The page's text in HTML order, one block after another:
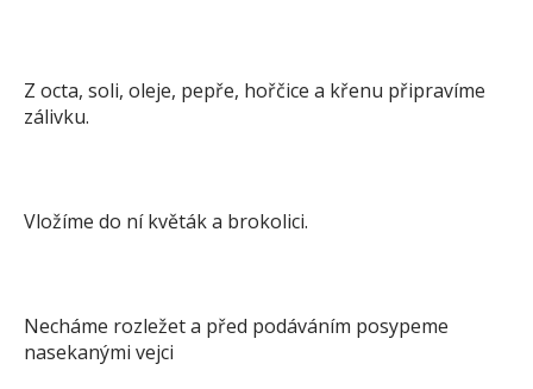
Z octa, soli, oleje, pepře, hořčice a křenu připravíme
zálivku.
Vložíme do ní květák a brokolici.
Necháme rozležet a před podáváním posypeme
nasekanými vejci